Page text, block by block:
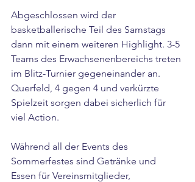
Abgeschlossen wird der
basketballerische Teil des Samstags
dann mit einem weiteren Highlight. 3-5
Teams des Erwachsenenbereichs treten
im Blitz-Turnier gegeneinander an.
Querfeld, 4 gegen 4 und verkürzte
Spielzeit sorgen dabei sicherlich für
viel Action.
Während all der Events des
Sommerfestes sind Getränke und
Essen für Vereinsmitglieder,